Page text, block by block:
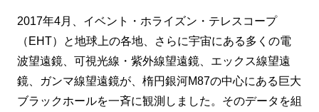
2017年4月、イベント・ホライズン・テレスコープ
（EHT）と地球上の各地、さらに宇宙にある多くの電
波望遠鏡、可視光線・紫外線望遠鏡、エックス線望遠
鏡、ガンマ線望遠鏡が、楕円銀河M87の中心にある巨大
ブラックホールを一斉に観測しました。そのデータを組